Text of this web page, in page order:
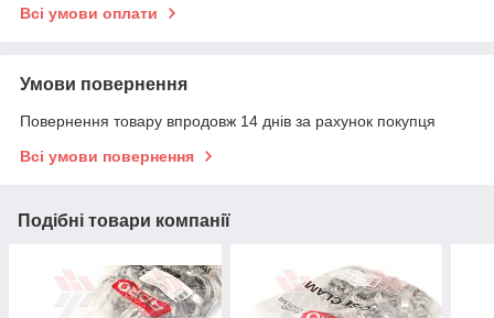
Всі умови оплати
Умови повернення
Повернення товару впродовж 14 днів за рахунок покупця
Всі умови повернення
Подібні товари компанії